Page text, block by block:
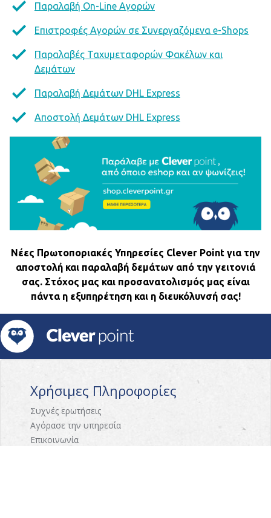
Παραλαβή On-Line Αγορών
Επιστροφές Αγορών σε Συνεργαζόμενα e-Shops
Παραλαβές Ταχυμεταφορών Φακέλων και
Δεμάτων
Παραλαβή Δεμάτων DHL Express
Αποστολή Δεμάτων DHL Express
Νέες Πρωτοποριακές Υπηρεσίες Clever Point για την
αποστολή και παραλαβή δεμάτων από την γειτονιά
σας. Στόχος μας και προσανατολισμός μας είναι
πάντα η εξυπηρέτηση και η διευκόλυνσή σας!
Χρήσιμες Πληροφορίες
Συχνές ερωτήσεις
Αγόρασε την υπηρεσία
Επικοινωνία